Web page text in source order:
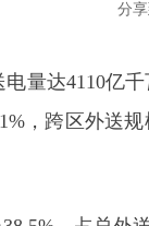
量达4110亿
，跨区外送
分享